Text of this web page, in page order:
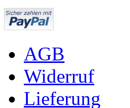
AGB
Widerruf
Lieferung